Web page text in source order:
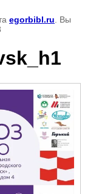
egorbibl.ru . Вы